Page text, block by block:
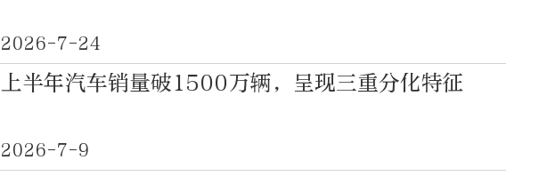
2026-7-24
上半年汽车销量破1500万辆，呈现三重分化特征
2026-7-9